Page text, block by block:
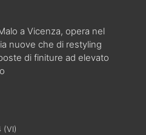
a Vicenza, opera nel
nuove che di restyling
di finiture ad elevato
(VI)